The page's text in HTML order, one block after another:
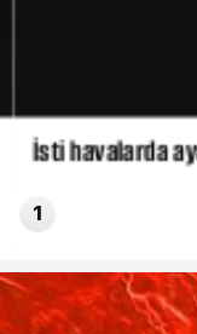
İsti havalarda
1